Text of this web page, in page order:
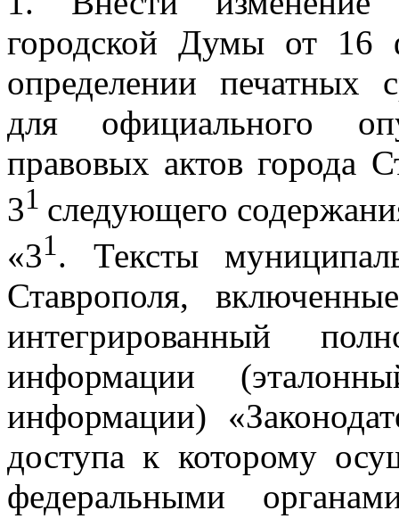
городской Думы от 16
определении печатных
для официального
правовых актов города
31 следующего
«31. Тексты
Ставрополя,
интегрированный
информации
информации)
доступа к которому
федеральными